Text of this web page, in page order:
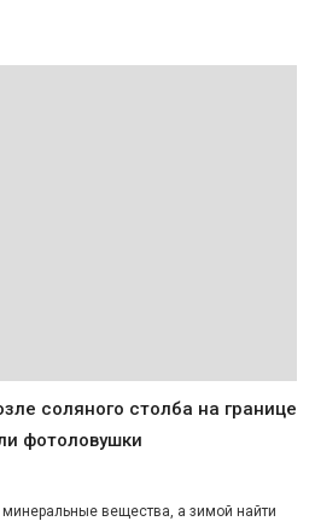
соляного столба на границе
фотоловушки
вещества, а зимой найти